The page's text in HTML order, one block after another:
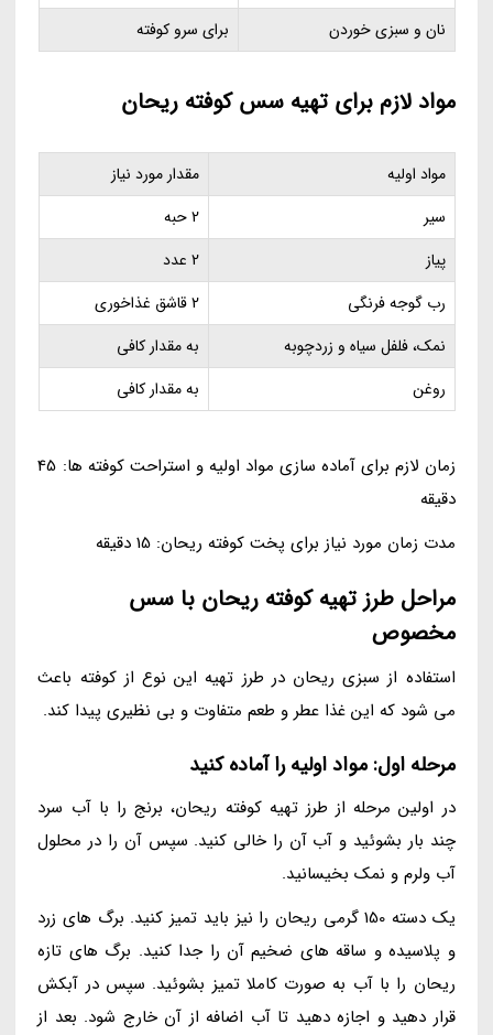
نان و سبزی خوردن
برای سرو کوفته
مواد لازم برای تهیه سس کوفته ریحان
مواد اولیه
مقدار مورد نیاز
سیر
2 حبه
پیاز
2 عدد
رب گوجه فرنگی
2 قاشق غذاخوری
نمک، فلفل سیاه و زردچوبه
به مقدار کافی
روغن
به مقدار کافی
زمان لازم برای آماده سازی مواد اولیه و استراحت کوفته ها: 45
دقیقه
مدت زمان مورد نیاز برای پخت کوفته ریحان: 15 دقیقه
مراحل طرز تهیه کوفته ریحان با سس
مخصوص
استفاده از سبزی ریحان در طرز تهیه این نوع از کوفته باعث
می شود که این غذا عطر و طعم متفاوت و بی نظیری پیدا کند.
مرحله اول: مواد اولیه را آماده کنید
در اولین مرحله از طرز تهیه کوفته ریحان، برنج را با آب سرد
چند بار بشوئید و آب آن را خالی کنید. سپس آن را در محلول
آب ولرم و نمک بخیسانید.
یک دسته 150 گرمی ریحان را نیز باید تمیز کنید. برگ های زرد
و پلاسیده و ساقه های ضخیم آن را جدا کنید. برگ های تازه
ریحان را با آب به صورت کاملا تمیز بشوئید. سپس در آبکش
قرار دهید و اجازه دهید تا آب اضافه از آن خارج شود. بعد از